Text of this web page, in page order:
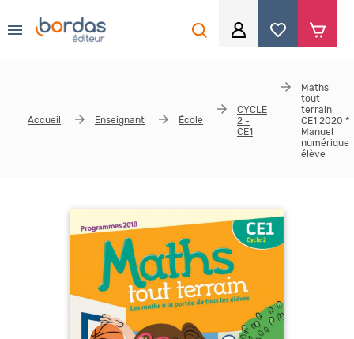
Se souvenir de moi
Mot de passe ou identifiant oublié
Accueil Enseignant École
CYCLE
2 -
CE1
Maths
tout
terrain
CE1 2020 *
Manuel
numérique
élève